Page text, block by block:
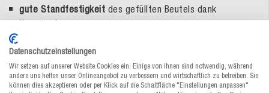
gute Standfestigkeit des gefüllten Beutels dank
Kreuzboden
recyclingfähig
Datenschutzeinstellungen
Wir setzen auf unserer Website Cookies ein. Einige von ihnen sind notwendig, während
andere uns helfen unser Onlineangebot zu verbessern und wirtschaftlich zu betreiben. Sie
können dies akzeptieren oder per Klick auf die Schaltfläche "Einstellungen anpassen"